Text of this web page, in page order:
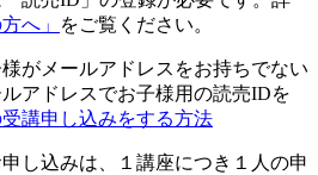
へ」 をご覧ください。
がメールアドレスをお持ちでない
アドレスでお子様用の読売IDを
講申し込みをする方法
し込みは、１講座につき１人の申